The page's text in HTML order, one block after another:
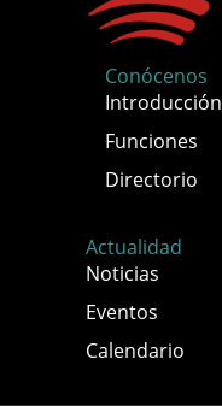
Conócenos
Introducción
Funciones
Directorio
Actualidad
Noticias
Eventos
Calendario